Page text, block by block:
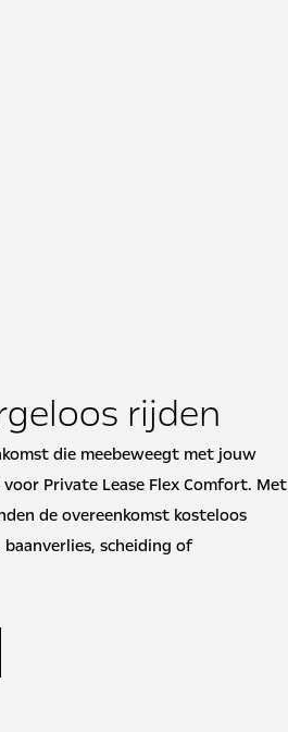
rijden
die meebeweegt met jouw
Private Lease Flex Comfort. Met
de overeenkomst kosteloos
scheiding of